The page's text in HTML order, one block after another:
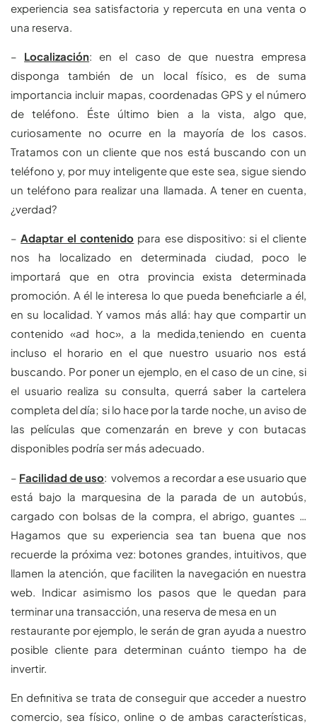
experiencia sea satisfactoria y repercuta en una venta o
una reserva.
– Localización: en el caso de que nuestra empresa
disponga también de un local físico, es de suma
importancia incluir mapas, coordenadas GPS y el número
de teléfono. Éste último bien a la vista, algo que,
curiosamente no ocurre en la mayoría de los casos.
Tratamos con un cliente que nos está buscando con un
teléfono y, por muy inteligente que este sea, sigue siendo
un teléfono para realizar una llamada. A tener en cuenta,
¿verdad?
–Adaptar el contenido para ese dispositivo: si el cliente
nos ha localizado en determinada ciudad, poco le
importará que en otra provincia exista determinada
promoción. A él le interesa lo que pueda beneficiarle a él,
en su localidad. Y vamos más allá: hay que compartir un
contenido «ad hoc», a la medida,teniendo en cuenta
incluso el horario en el que nuestro usuario nos está
buscando. Por poner un ejemplo, en el caso de un cine, si
el usuario realiza su consulta, querrá saber la cartelera
completa del día; si lo hace por la tarde noche, un aviso de
las películas que comenzarán en breve y con butacas
disponibles podría ser más adecuado.
– Facilidad de uso: volvemos a recordar a ese usuario que
está bajo la marquesina de la parada de un autobús,
cargado con bolsas de la compra, el abrigo, guantes …
Hagamos que su experiencia sea tan buena que nos
recuerde la próxima vez: botones grandes, intuitivos, que
llamen la atención, que faciliten la navegación en nuestra
web. Indicar asimismo los pasos que le quedan para
terminar una transacción, una reserva de mesa en un
restaurante por ejemplo, le serán de gran ayuda a nuestro
posible cliente para determinan cuánto tiempo ha de
invertir.
En definitiva se trata de conseguir que acceder a nuestro
comercio, sea físico, online o de ambas características,